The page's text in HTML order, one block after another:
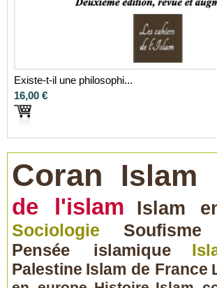
Existe-t-il une philosophi...
16,00 €
Coran Islam
de l'islam
Islam
Sociologie Soufisme
Pensée islamique
Palestine Islam de France